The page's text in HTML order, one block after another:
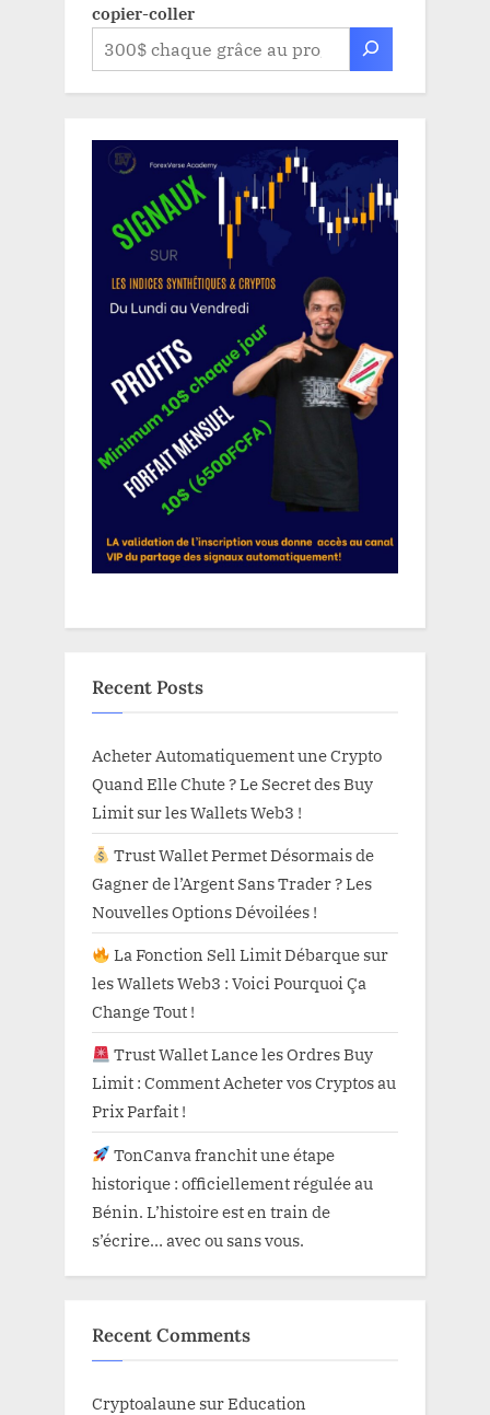
copier-coller
Recent Posts
Acheter Automatiquement une Crypto
Quand Elle Chute ? Le Secret des Buy
Limit sur les Wallets Web3 !
Trust Wallet Permet Désormais de
Gagner de l’Argent Sans Trader ? Les
Nouvelles Options Dévoilées !
La Fonction Sell Limit Débarque sur
les Wallets Web3 : Voici Pourquoi Ça
Change Tout !
Trust Wallet Lance les Ordres Buy
Limit : Comment Acheter vos Cryptos au
Prix Parfait !
TonCanva franchit une étape
historique : officiellement régulée au
Bénin. L’histoire est en train de
s’écrire… avec ou sans vous.
Recent Comments
Cryptoalaune surEducation